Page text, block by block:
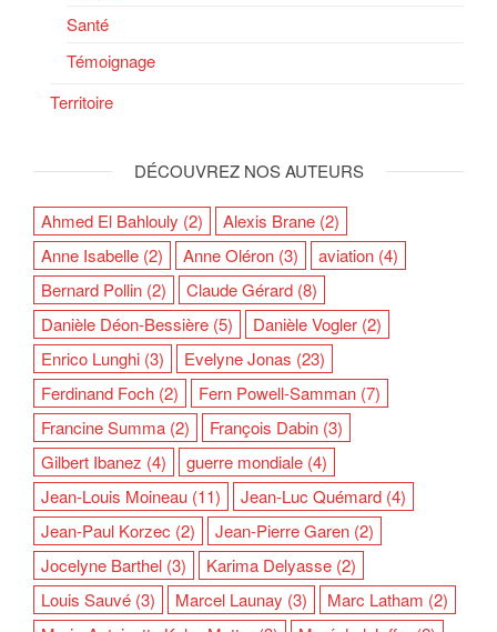
Santé
Témoignage
Territoire
DÉCOUVREZ NOS AUTEURS
Ahmed El Bahlouly (2) Alexis Brane (2)
Anne Isabelle (2) Anne Oléron (3) aviation (4)
Bernard Pollin (2) Claude Gérard (8)
Danièle Déon-Bessière (5) Danièle Vogler (2)
Enrico Lunghi (3) Evelyne Jonas (23)
Ferdinand Foch (2) Fern Powell-Samman (7)
Francine Summa (2) François Dabin (3)
Gilbert Ibanez (4) guerre mondiale (4)
Jean-Louis Moineau (11) Jean-Luc Quémard (4)
Jean-Paul Korzec (2) Jean-Pierre Garen (2)
Jocelyne Barthel (3) Karima Delyasse (2)
Louis Sauvé (3) Marcel Launay (3) Marc Latham (2)